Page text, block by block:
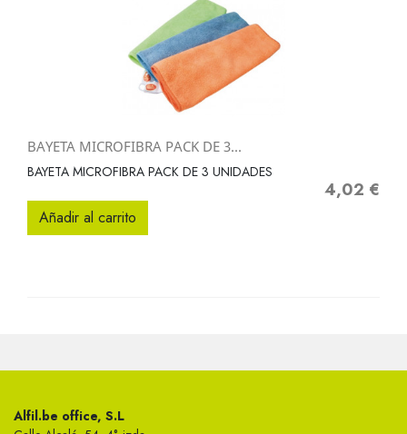
BAYETA MICROFIBRA PACK DE 3...
BAYETA MICROFIBRA PACK DE 3 UNIDADES
Precio
4,02 €
Añadir al carrito
Alfil.be office, S.L